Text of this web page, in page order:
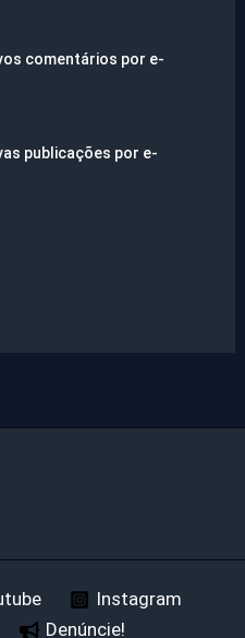
comentários por e-
publicações por e-
Instagram
Denúncie!